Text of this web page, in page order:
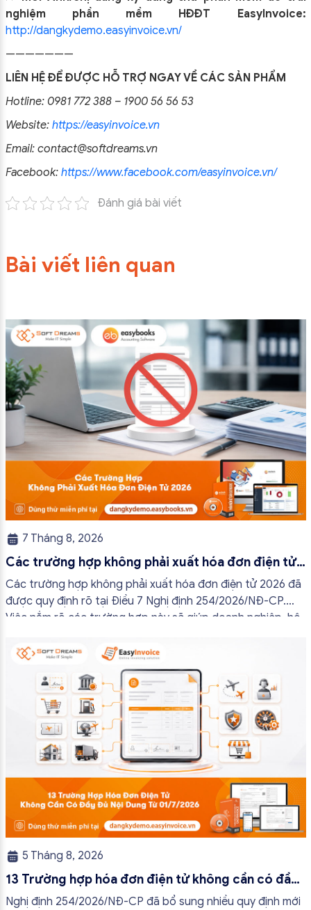
nghiệm phần mềm HĐĐT EasyInvoice:
http://dangkydemo.easyinvoice.vn/
———————
LIÊN HỆ ĐỂ ĐƯỢC HỖ TRỢ NGAY VỀ CÁC SẢN PHẨM
Hotline: 0981 772 388 – 1900 56 56 53
Website: https://easyinvoice.vn
Email: contact@softdreams.vn
Facebook:https://www.facebook.com/easyinvoice.vn/
Đánh giá bài viết
Bài viết liên quan
7 Tháng 8, 2026
Các trường hợp không phải xuất hóa đơn điện tử
2026
Các trường hợp không phải xuất hóa đơn điện tử 2026 đã
được quy định rõ tại Điều 7 Nghị định 254/2026/NĐ-CP.
Việc nắm rõ các trường hợp này sẽ giúp doanh nghiệp, hộ
tránh lập hóa đơn không cần thiết hoặc áp […]
5 Tháng 8, 2026
13 Trường hợp hóa đơn điện tử không cần có đầy
đủ nội dung từ 01/7/2026
Nghị định 254/2026/NĐ-CP đã bổ sung nhiều quy định mới